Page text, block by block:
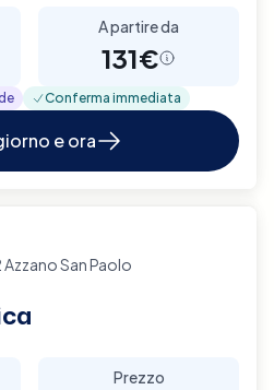
A partire da
131€
Conferma immediata
e ora
San Paolo
Prezzo